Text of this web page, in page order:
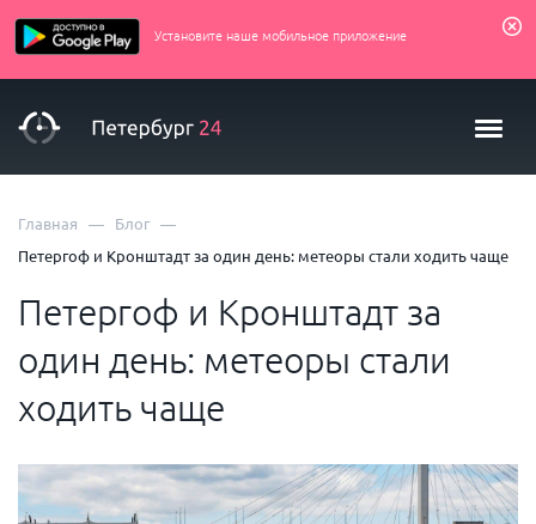
Установите наше мобильное приложение
Главная — Блог —
Петергоф и Кронштадт за один день: метеоры стали ходить чаще
Петергоф и Кронштадт за
один день: метеоры стали
ходить чаще